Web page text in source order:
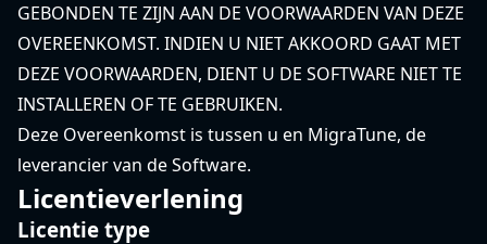
GEBONDEN TE ZIJN AAN DE VOORWAARDEN VAN DEZE
OVEREENKOMST. INDIEN U NIET AKKOORD GAAT MET
DEZE VOORWAARDEN, DIENT U DE SOFTWARE NIET TE
INSTALLEREN OF TE GEBRUIKEN.
Deze Overeenkomst is tussen u en MigraTune, de
leverancier van de Software.
Licentieverlening
Licentie type